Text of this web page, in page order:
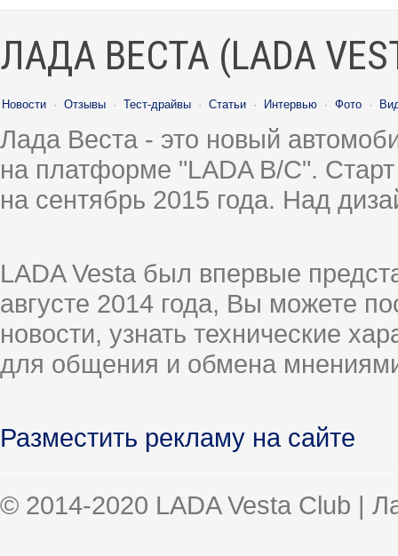
ЛАДА ВЕСТА (LADA
Новости · Отзывы · Тест-драйвы · Статьи · Интервью · Фото ·
Лада Веста - это новый
на платформе "LADA B/C".
на сентябрь 2015 года. Над
LADA Vesta был впервые
августе 2014 года, Вы можете
новости, узнать технические
для общения и обмена
Разместить рекламу на сайте
© 2014-2020 LADA Vesta Club |